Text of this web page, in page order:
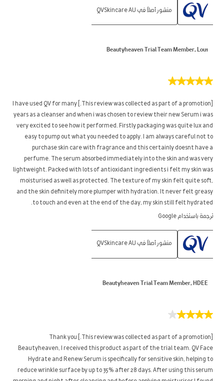
منشور أصلاً في QVSkincare AU
5
5
نجوم.
Beautyheaven Trial Team Member, Lou1
[This review was collected as part of a promotion.] I have used QV for many
years as a cleanser and when i was chosen to review their new Serum i was
very excited to see how it performed. Firstly packaging was quite lux and
easy to pump out what you needed to apply. I am always careful not to
purchase skin care with fragrance and this certainly doesnt have a
perfume. The serum absorbed immediately into the skin and was very
lightweight. Packed with lots of antioxidant ingredients i felt my skin was
moisturised as well as protected. The texture of my skin felt quite soft,
and the skin definitely more plumper with hydration. It never felt greasy
to touch and even at the end of the day, my skin still felt hydrated.
ترجمة باستخدام Google
منشور أصلاً في QVSkincare AU
4
5
نجوم.
Beautyheaven Trial Team Member, HDEE
[This review was collected as part of a promotion.] Thank you
Beautyheaven, I received this product as part of the trial team. QV Face
Hydrate and Renew Serum is specifically for sensitive skin, helping to
reduce wrinkle surface by up to 35% after 28 days. After using this serum